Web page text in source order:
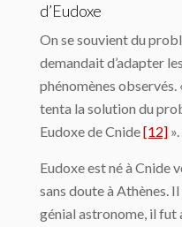
d’Eudoxe
On se souvient du
demandait d’adapter
phénomènes observés.
tenta la solution du
Eudoxe de Cnide[12] ».
Eudoxe est né à Cnide
sans doute à Athènes.
génial astronome, il fut